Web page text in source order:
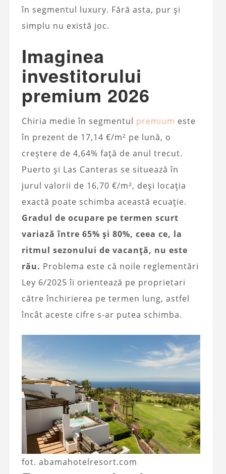
în segmentul luxury. Fără asta, pur și
simplu nu există joc.
Imaginea
investitorului
premium 2026
Chiria medie în segmentul premium este
în prezent de 17,14 €/m² pe lună, o
creștere de 4,64% față de anul trecut.
Puerto și Las Canteras se situează în
jurul valorii de 16,70 €/m², deși locația
exactă poate schimba această ecuație.
Gradul de ocupare pe termen scurt
variază între 65% și 80%, ceea ce, la
ritmul sezonului de vacanță, nu este
rău. Problema este că noile reglementări
Ley 6/2025 îi orientează pe proprietari
către închirierea pe termen lung, astfel
încât aceste cifre s-ar putea schimba.
fot. abamahotelresort.com